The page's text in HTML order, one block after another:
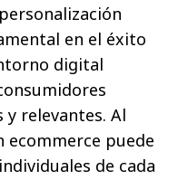
en el éxito
digital
y relevantes. Al
ecommerce puede
de cada